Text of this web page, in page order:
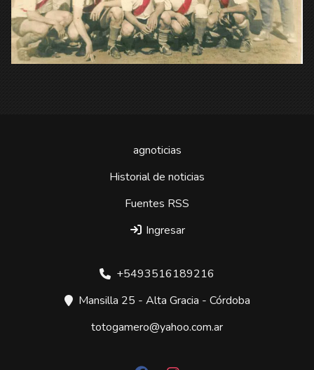
agnoticias
Historial de noticias
Fuentes RSS
Ingresar
+5493516189216
Mansilla 25 - Alta Gracia - Córdoba
totogamero@yahoo.com.ar